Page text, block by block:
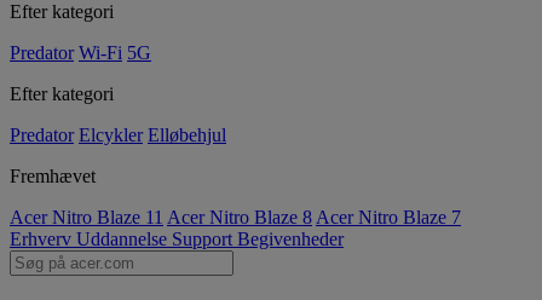
Efter kategori
Predator Wi-Fi 5G
Efter kategori
Predator Elcykler Elløbehjul
Fremhævet
Acer Nitro Blaze 11 Acer Nitro Blaze 8 Acer Nitro Blaze 7
Erhverv Uddannelse Support Begivenheder